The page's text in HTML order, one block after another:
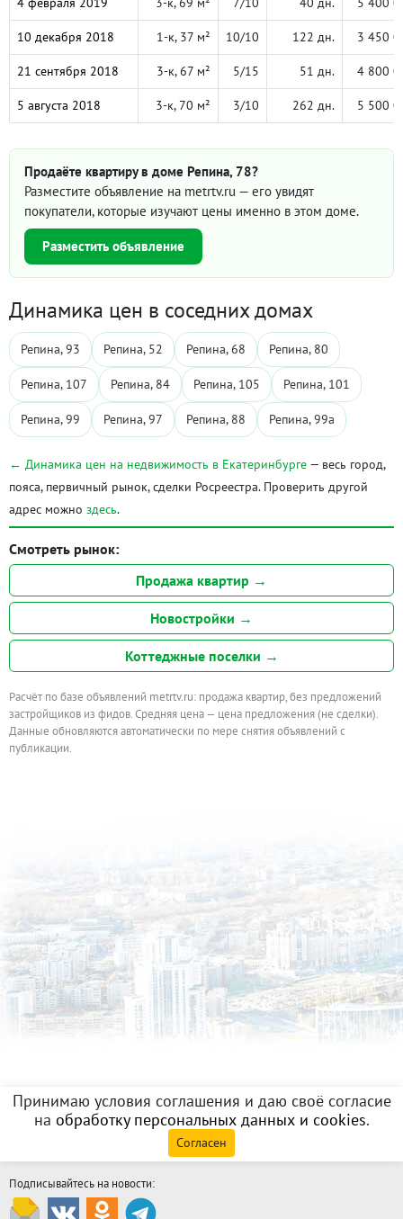
10 декабря 2018 1-к, 37 м² 10/10 122 дн. 3 450
21 сентября 2018 3-к, 67 м² 5/15 51 дн. 4 800
5 августа 2018 3-к, 70 м² 3/10 262 дн. 5 500
Продаёте квартиру в доме Репина, 78?
Разместите объявление на metrtv.ru — его увидят
покупатели, которые изучают цены именно в этом доме.
Разместить объявление
Динамика цен в соседних домах
Репина, 93 Репина, 52 Репина, 68 Репина, 80
Репина, 107 Репина, 84 Репина, 105 Репина, 101
Репина, 99 Репина, 97 Репина, 88 Репина, 99а
← Динамика цен на недвижимость в Екатеринбурге — весь город,
пояса, первичный рынок, сделки Росреестра. Проверить другой
адрес можно здесь.
Смотреть рынок:
Продажа квартир →
Новостройки →
Коттеджные поселки →
Расчёт по базе объявлений metrtv.ru: продажа квартир, без предложений
застройщиков из фидов. Средняя цена — цена предложения (не сделки).
Данные обновляются автоматически по мере снятия объявлений с
публикации.
Принимаю условия соглашения и даю своё согласие
на обработку персональных данных и cookies.
Согласен
Подписывайтесь на новости: